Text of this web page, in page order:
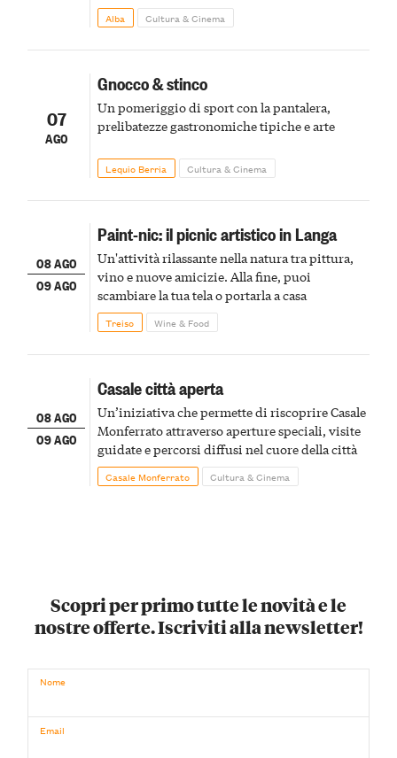
Alba Cultura & Cinema
07
AGO
Gnocco & stinco
Un pomeriggio di sport con la pantalera,
prelibatezze gastronomiche tipiche e arte
Lequio Berria Cultura & Cinema
08 AGO
09 AGO
Paint-nic: il picnic artistico in Langa
Un'attività rilassante nella natura tra pittura,
vino e nuove amicizie. Alla fine, puoi
scambiare la tua tela o portarla a casa
Treiso Wine & Food
08 AGO
09 AGO
Casale città aperta
Un’iniziativa che permette di riscoprire Casale
Monferrato attraverso aperture speciali, visite
guidate e percorsi diffusi nel cuore della città
Casale Monferrato Cultura & Cinema
Scopri per primo tutte le novità e le
nostre offerte. Iscriviti alla newsletter!
Nome
Email